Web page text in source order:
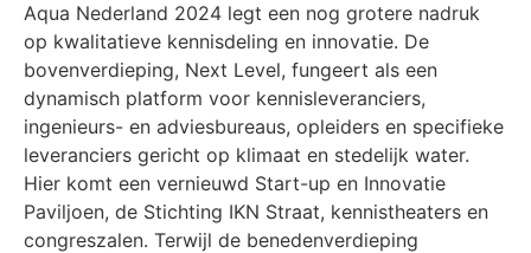
Aqua Nederland 2024 legt een nog grotere nadruk
op kwalitatieve kennisdeling en innovatie. De
bovenverdieping, Next Level, fungeert als een
dynamisch platform voor kennisleveranciers,
ingenieurs- en adviesbureaus, opleiders en specifieke
leveranciers gericht op klimaat en stedelijk water.
Hier komt een vernieuwd Start-up en Innovatie
Paviljoen, de Stichting IKN Straat, kennistheaters en
congreszalen. Terwijl de benedenverdieping